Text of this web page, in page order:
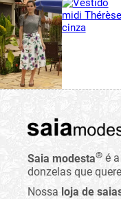
Saia modesta® é
donzelas que
Nossa loja de